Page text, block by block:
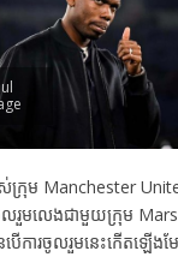
ស់ក្រុម Manchester
រួមលេងជាមួយក្រុម
ើការចូលរួមនេះកើតឡើងម